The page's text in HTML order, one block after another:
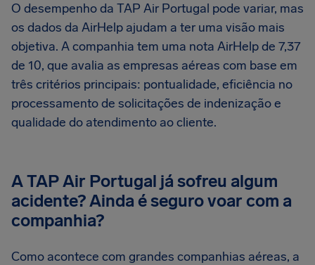
O desempenho da TAP Air Portugal pode variar, mas
os dados da AirHelp ajudam a ter uma visão mais
objetiva. A companhia tem uma nota AirHelp de 7,37
de 10, que avalia as empresas aéreas com base em
três critérios principais: pontualidade, eficiência no
processamento de solicitações de indenização e
qualidade do atendimento ao cliente.
A TAP Air Portugal já sofreu algum
acidente? Ainda é seguro voar com a
companhia?
Como acontece com grandes companhias aéreas, a